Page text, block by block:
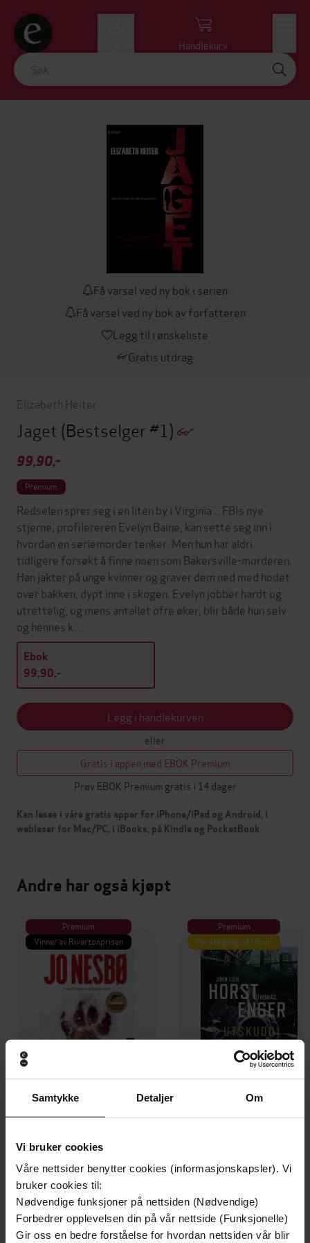
Samtykke Detaljer Om
Vi bruker cookies
Våre nettsider benytter cookies (informasjonskapsler). Vi
bruker cookies til:
Nødvendige funksjoner på nettsiden (Nødvendige)
Forbedrer opplevelsen din på vår nettside (Funksjonelle)
Gir oss en bedre forståelse for hvordan nettsiden vår blir
Handlekurv
Få varsel ved ny bok i serien
Få varsel ved ny bok av forfatteren
Legg til i ønskeliste
Gratis utdrag
Elizabeth Heiter
Jaget (Bestselger #1)
99,90,-
Premium
Redselen sprer seg i en liten by i Virginia ...FBIs nye
stjerne, profilereren Evelyn Baine, kan sette seg inn i
hvordan en seriemorder tenker. Men hun har aldri
tidligere forsøkt å finne noen som Bakersville-morderen.
Han jakter på unge kvinner og graver dem ned med hodet
over bakken, dypt inne i skogen. Evelyn jobber hardt og
utrettelig, og mens antallet ofre øker, blir både hun selv
og hennes k…
Ebok
99,90,-
Legg i handlekurven
eller
Gratis i appen med EBOK Premium
Prøv EBOK Premium gratis i 14 dager
Kan leses i våre gratis apper for iPhone/iPad og Android, i
webleser for Mac/PC, i iBooks, på Kindle og PocketBook
Andre har også kjøpt
Premium
Vinner av Rivertonprisen
Minnesota
Jo Nesbø
EBOK
Premium
Første gang på tilbud
Jørn Lier Horst